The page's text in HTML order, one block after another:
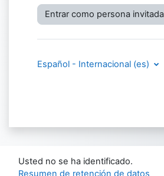
Entrar como persona invitada
Español - Internacional ‎(es)‎
Usted no se ha identificado.
Resumen de retención de datos